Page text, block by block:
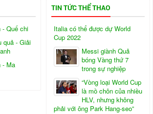
- Quế chi
quả - Giải
- Ma
TIN TỨC THỂ THAO
Italia có thể được dự World
Cup 2022
Messi giành Quả
bóng Vàng thứ 7
trong sự nghiệp
“Vòng loại World Cup
là mồ chôn của nhiều
HLV, nhưng không
phải với ông Park Hang-seo”